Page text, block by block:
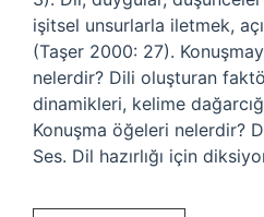
işitsel unsurlarla iletmek,
(Taşer 2000: 27).
nelerdir? Dili oluşturan
dinamikleri, kelime
Konuşma öğeleri nelerdir?
Ses. Dil hazırlığı için